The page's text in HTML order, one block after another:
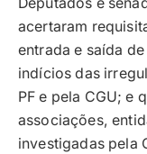
Deputados e
acertaram
entrada e saída
indícios das
PF e pela CGU; e
associações,
investigadas pela